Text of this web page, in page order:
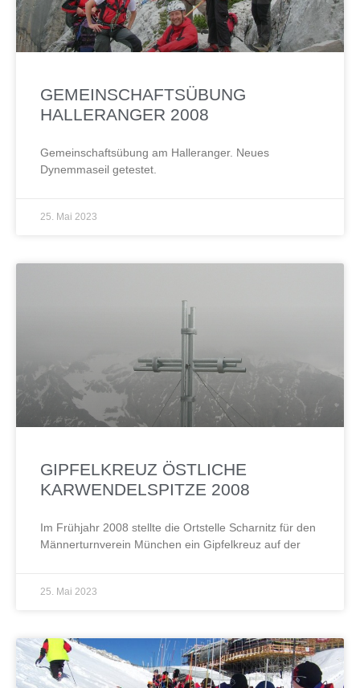
GEMEINSCHAFTSÜBUNG
HALLERANGER 2008
Gemeinschaftsübung am Halleranger. Neues
Dynemmaseil getestet.
25. Mai 2023
GIPFELKREUZ ÖSTLICHE
KARWENDELSPITZE 2008
Im Frühjahr 2008 stellte die Ortstelle Scharnitz für den
Männerturnverein München ein Gipfelkreuz auf der
25. Mai 2023